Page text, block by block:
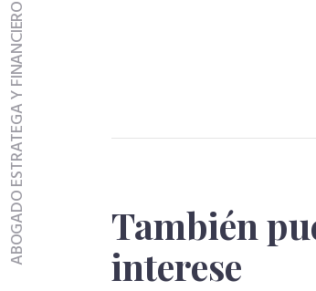
También
interese
ABOGADO ESTRATEGA Y FINANCIERO